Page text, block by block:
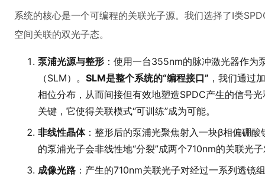
系统的核心是一个可编程的关联光子源。我们选择了I类
空间关联的双光子态。
泵浦光源与整形 ：使用一台355nm的脉冲激光器作为
（SLM）。 SLM是整个系统的“编程接口” ，我们通过
相位分布，从而间接但有效地塑造SPDC产生的信号
关键，它使得关联模式“可训练”成为可能。
非线性晶体：整形后的泵浦光聚焦射入一块β相偏硼
的泵浦光子会非线性地“分裂”成两个710nm的关联光
成像光路 ：产生的710nm关联光子对经过一系列透镜